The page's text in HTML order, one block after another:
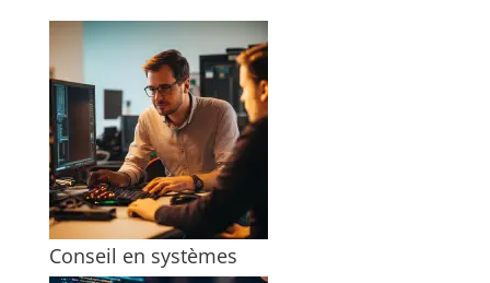
Conseil en systèmes